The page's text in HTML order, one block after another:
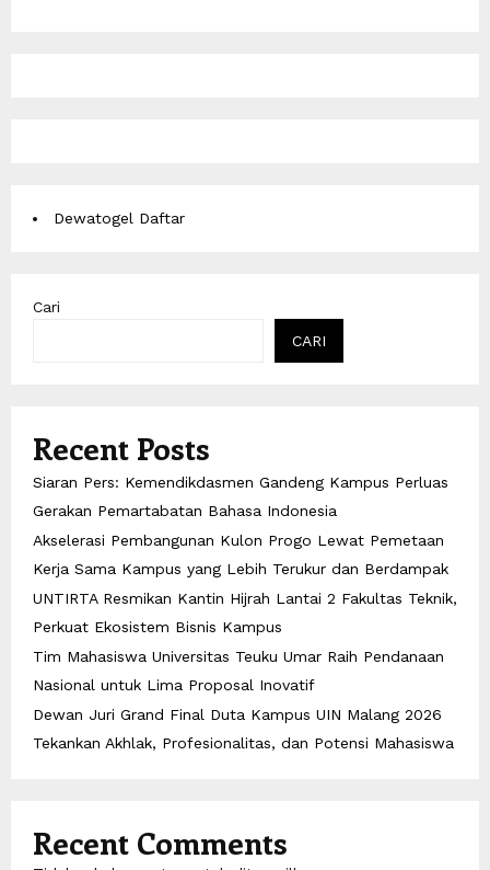
Dewatogel Daftar
Cari
CARI
Recent Posts
Siaran Pers: Kemendikdasmen Gandeng Kampus Perluas
Gerakan Pemartabatan Bahasa Indonesia
Akselerasi Pembangunan Kulon Progo Lewat Pemetaan
Kerja Sama Kampus yang Lebih Terukur dan Berdampak
UNTIRTA Resmikan Kantin Hijrah Lantai 2 Fakultas Teknik,
Perkuat Ekosistem Bisnis Kampus
Tim Mahasiswa Universitas Teuku Umar Raih Pendanaan
Nasional untuk Lima Proposal Inovatif
Dewan Juri Grand Final Duta Kampus UIN Malang 2026
Tekankan Akhlak, Profesionalitas, dan Potensi Mahasiswa
Recent Comments